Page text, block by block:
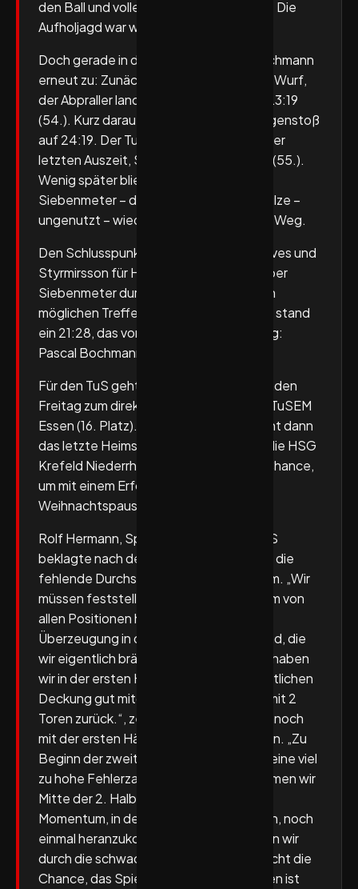
den Ball und vollendete zum 18:20 (48.). Die
Aufholjagd war wieder voll im Gange.
Doch gerade in dieser Phase schlug Bochmann
erneut zu: Zunächst parierte er den TuS Wurf,
der Abpraller landete bei Styrmirsson – 23:19
(54.). Kurz darauf erhöhte Alves per Gegenstoß
auf 24:19. Der TuS versuchte es mit seiner
letzten Auszeit, Schulze traf zum 20:23 (55.).
Wenig später blieb erneute ein weiterer
Siebenmeter – dieses Mal von Alex Schulze –
ungenutzt – wieder stand Bochmann im Weg.
Den Schlusspunkt setzten schließlich Alves und
Styrmirsson für Hagen, der TuS vergab per
Siebenmeter durch Blazicko den letzten
möglichen Treffer des Abends. Am Ende stand
ein 21:28, das vor allem einen Namen trug:
Pascal Bochmann.
Für den TuS geht es bereits am kommenden
Freitag zum direkten Tabellennachbarn TuSEM
Essen (16. Platz). Am 20. Dezember steht dann
das letzte Heimspiel des Jahres gegen die HSG
Krefeld Niederrhein an – eine wichtige Chance,
um mit einem Erfolgserlebnis in die
Weihnachtspause zu gehen.
Rolf Hermann, Sportlicher Leiter des TuS
beklagte nach dem Spiel unter anderem die
fehlende Durchschlagskraft im Rückraum. „Wir
müssen feststellen, dass wir im Rückraum von
allen Positionen heute nicht mit genug
Überzeugung in die Würfe gegangen sind, die
wir eigentlich bräuchten. Trotz alledem, haben
wir in der ersten Halbzeit mit einer ordentlichen
Deckung gut mitgespielt und lagen nur mit 2
Toren zurück.“, zeigte sich Hermann dennoch
mit der ersten Hälfte halbwegs zufrieden. „Zu
Beginn der zweiten Halbzeit hatten wir eine viel
zu hohe Fehlerzahl und dennoch bekommen wir
Mitte der 2. Halbzeit noch einmal das
Momentum, in dem wir die Chance haben, noch
einmal heranzukommen. In Summe haben wir
durch die schwachen Rückraumwürfe nicht die
Chance, das Spiel ncoh zu drehen. Hagen ist